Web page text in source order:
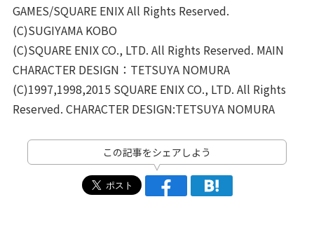
GAMES/SQUARE ENIX All Rights Reserved.
(C)SUGIYAMA KOBO
(C)SQUARE ENIX CO., LTD. All Rights Reserved. MAIN
CHARACTER DESIGN：TETSUYA NOMURA
(C)1997,1998,2015 SQUARE ENIX CO., LTD. All Rights
Reserved. CHARACTER DESIGN:TETSUYA NOMURA
この記事をシェアしよう